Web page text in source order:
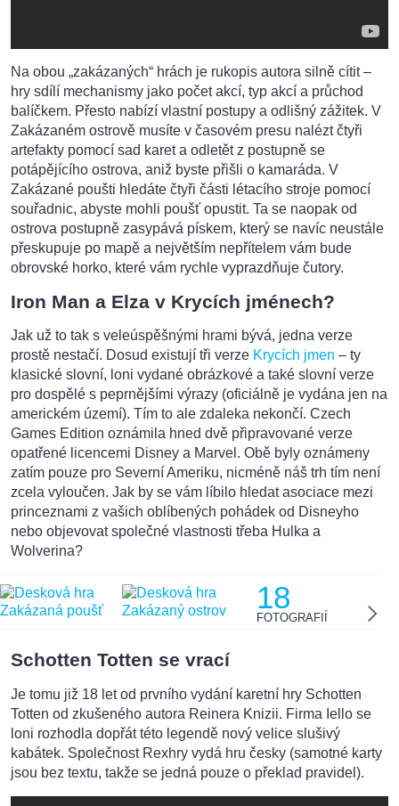
Na obou „zakázaných“ hrách je rukopis autora silně cítit –
hry sdílí mechanismy jako počet akcí, typ akcí a průchod
balíčkem. Přesto nabízí vlastní postupy a odlišný zážitek. V
Zakázaném ostrově musíte v časovém presu nalézt čtyři
artefakty pomocí sad karet a odletět z postupně se
potápějícího ostrova, aniž byste přišli o kamaráda. V
Zakázané poušti hledáte čtyři části létacího stroje pomocí
souřadnic, abyste mohli poušť opustit. Ta se naopak od
ostrova postupně zasypává pískem, který se navíc neustále
přeskupuje po mapě a největším nepřítelem vám bude
obrovské horko, které vám rychle vyprazdňuje čutory.
Iron Man a Elza v Krycích jménech?
Jak už to tak s veleúspěšnými hrami bývá, jedna verze
prostě nestačí. Dosud existují tři verze Krycích jmen – ty
klasické slovní, loni vydané obrázkové a také slovní verze
pro dospělé s peprnějšími výrazy (oficiálně je vydána jen na
americkém území). Tím to ale zdaleka nekončí. Czech
Games Edition oznámila hned dvě připravované verze
opatřené licencemi Disney a Marvel. Obě byly oznámeny
zatím pouze pro Severní Ameriku, nicméně náš trh tím není
zcela vyloučen. Jak by se vám líbilo hledat asociace mezi
princeznami z vašich oblíbených pohádek od Disneyho
nebo objevovat společné vlastnosti třeba Hulka a
Wolverina?
18
FOTOGRAFIÍ
Schotten Totten se vrací
Je tomu již 18 let od prvního vydání karetní hry Schotten
Totten od zkušeného autora Reinera Knizii. Firma Iello se
loni rozhodla dopřát této legendě nový velice slušivý
kabátek. Společnost Rexhry vydá hru česky (samotné karty
jsou bez textu, takže se jedná pouze o překlad pravidel).